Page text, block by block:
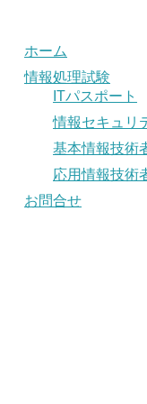
ホーム
情報処理試験
ITパスポート
情報セキュリ
基本情報技術
応用情報技術
お問合せ